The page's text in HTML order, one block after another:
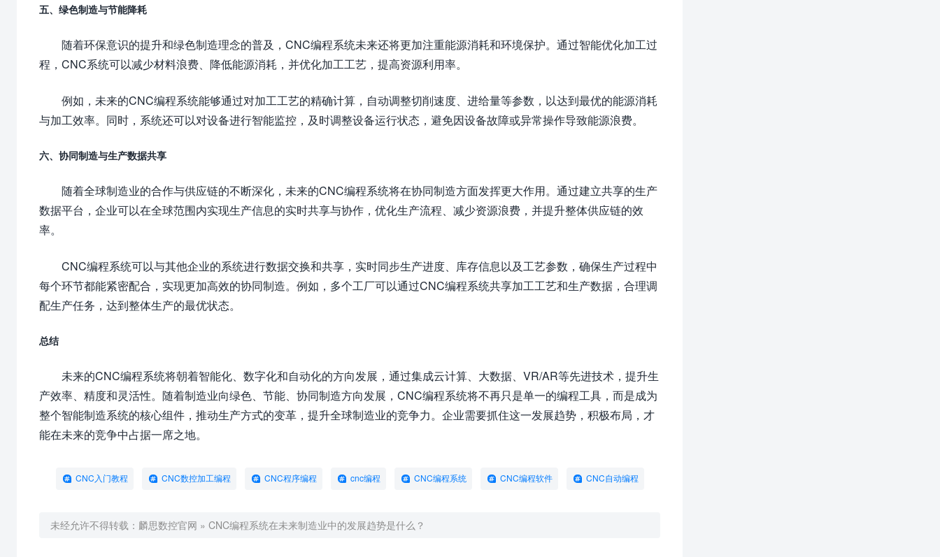
五、绿色制造与节能降耗
随着环保意识的提升和绿色制造理念的普及，CNC编程系统未来还将更加注重能源消耗和环境保护。通过智能优化加工过
程，CNC系统可以减少材料浪费、降低能源消耗，并优化加工工艺，提高资源利用率。
例如，未来的CNC编程系统能够通过对加工工艺的精确计算，自动调整切削速度、进给量等参数，以达到最优的能源消耗
与加工效率。同时，系统还可以对设备进行智能监控，及时调整设备运行状态，避免因设备故障或异常操作导致能源浪费。
六、协同制造与生产数据共享
随着全球制造业的合作与供应链的不断深化，未来的CNC编程系统将在协同制造方面发挥更大作用。通过建立共享的生产
数据平台，企业可以在全球范围内实现生产信息的实时共享与协作，优化生产流程、减少资源浪费，并提升整体供应链的效
率。
CNC编程系统可以与其他企业的系统进行数据交换和共享，实时同步生产进度、库存信息以及工艺参数，确保生产过程中
每个环节都能紧密配合，实现更加高效的协同制造。例如，多个工厂可以通过CNC编程系统共享加工工艺和生产数据，合理调
配生产任务，达到整体生产的最优状态。
总结
未来的CNC编程系统将朝着智能化、数字化和自动化的方向发展，通过集成云计算、大数据、VR/AR等先进技术，提升生
产效率、精度和灵活性。随着制造业向绿色、节能、协同制造方向发展，CNC编程系统将不再只是单一的编程工具，而是成为
整个智能制造系统的核心组件，推动生产方式的变革，提升全球制造业的竞争力。企业需要抓住这一发展趋势，积极布局，才
能在未来的竞争中占据一席之地。
CNC入门教程 CNC数控加工编程 CNC程序编程 cnc编程 CNC编程系统 CNC编程软件 CNC自动编程
未经允许不得转载： 麟思数控官网 » CNC编程系统在未来制造业中的发展趋势是什么？